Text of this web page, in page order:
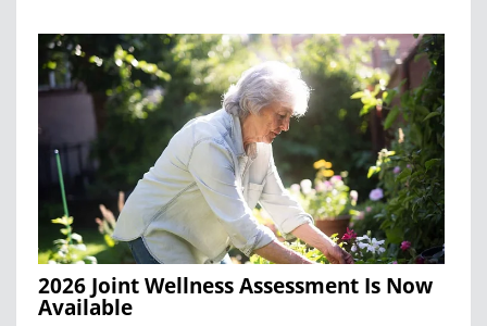
2026 Joint Wellness Assessment Is Now
Available